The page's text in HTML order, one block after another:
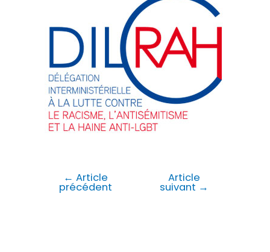
← Article
précédent
Article
suivant →